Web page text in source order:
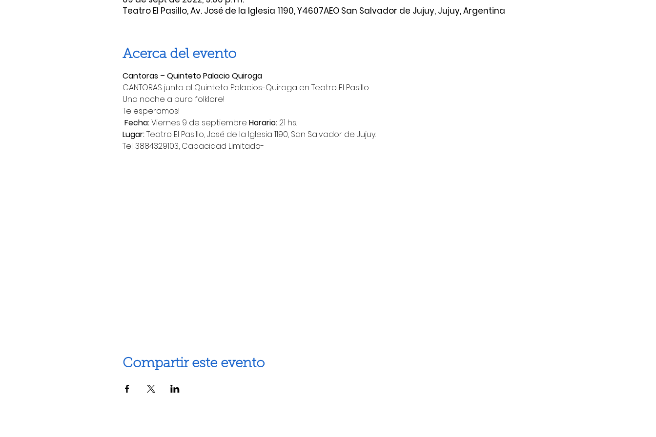
Teatro El Pasillo, Av. José de la Iglesia 1190, Y4607AEO San Salvador de Jujuy, Jujuy, Argentina
Acerca del evento
Cantoras – Quinteto Palacio Quiroga
CANTORAS junto al Quinteto Palacios-Quiroga en Teatro El Pasillo.
Una noche a puro folklore!
Te esperamos!
Fecha: Viernes 9 de septiembre Horario: 21 hs.
Lugar: Teatro El Pasillo, José de la Iglesia 1190, San Salvador de Jujuy.
Tel: 3884329103, Capacidad Limitada-
Compartir este evento